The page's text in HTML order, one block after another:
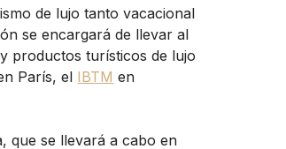
de lujo tanto vacacional
se encargará de llevar al
productos turísticos de lujo
París, el IBTM en
que se llevará a cabo en